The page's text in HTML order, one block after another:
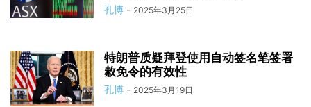
孔博 - 2025年3月25日
特朗普质疑拜登使用自动签名笔签署
赦免令的有效性
孔博 - 2025年3月19日